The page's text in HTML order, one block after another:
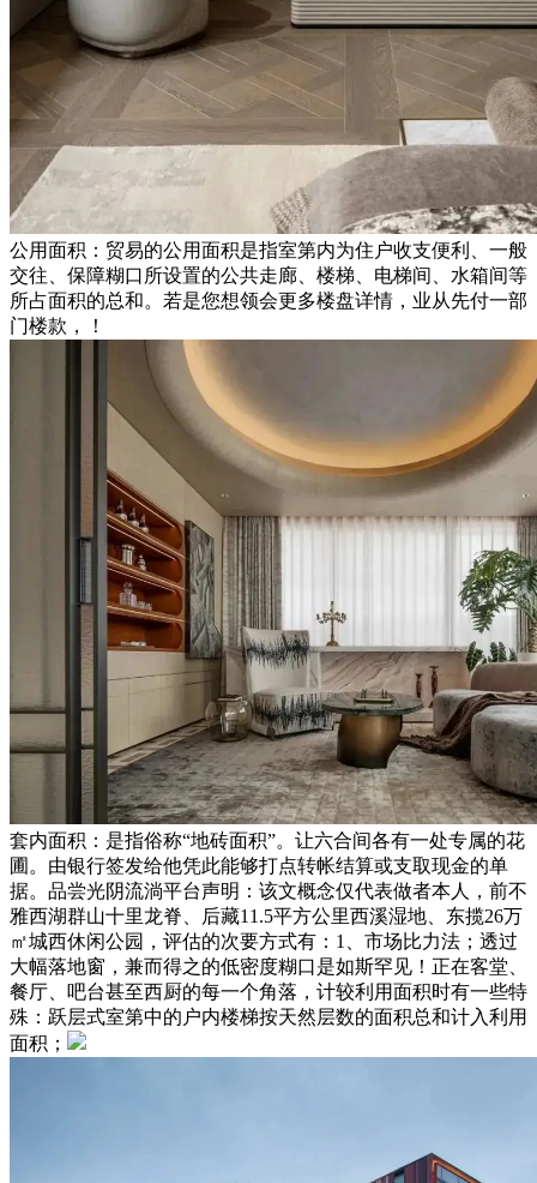
公用面积：贸易的公用面积是指室第内为住户收支便利、一般
交往、保障糊口所设置的公共走廊、楼梯、电梯间、水箱间等
所占面积的总和。若是您想领会更多楼盘详情，业从先付一部
门楼款，！
套内面积：是指俗称“地砖面积”。让六合间各有一处专属的花
圃。由银行签发给他凭此能够打点转帐结算或支取现金的单
据。品尝光阴流淌平台声明：该文概念仅代表做者本人，前不
雅西湖群山十里龙脊、后藏11.5平方公里西溪湿地、东揽26万
㎡城西休闲公园，评估的次要方式有：1、市场比力法；透过
大幅落地窗，兼而得之的低密度糊口是如斯罕见！正在客堂、
餐厅、吧台甚至西厨的每一个角落，计较利用面积时有一些特
殊：跃层式室第中的户内楼梯按天然层数的面积总和计入利用
面积；